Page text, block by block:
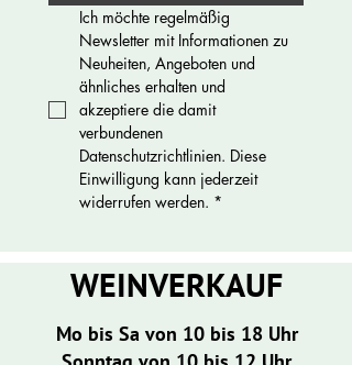
Ich möchte regelmäßig
Newsletter mit Informationen zu
Neuheiten, Angeboten und
ähnliches erhalten und
akzeptiere die damit
verbundenen
Datenschutzrichtlinien. Diese
Einwilligung kann jederzeit
widerrufen werden. *
WEINVERKAUF
Mo bis Sa von 10 bis 18 Uhr